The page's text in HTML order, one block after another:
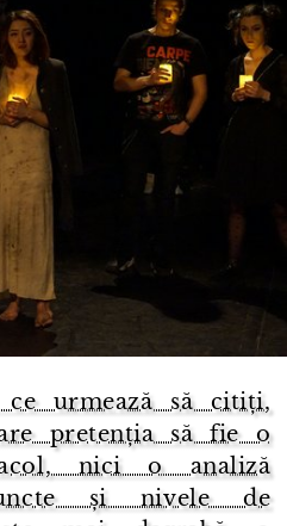
urmează să citiți,
pretenția să fie o
nici o analiză
și nivele de